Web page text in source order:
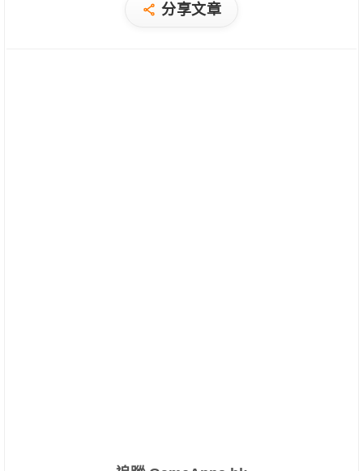
分享文章